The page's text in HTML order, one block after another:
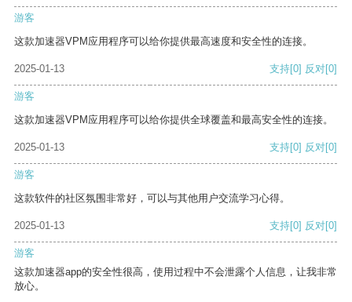
游客
这款加速器VPM应用程序可以给你提供最高速度和安全性的连接。
2025-01-13 支持[0] 反对[0]
游客
这款加速器VPM应用程序可以给你提供全球覆盖和最高安全性的连接。
2025-01-13 支持[0] 反对[0]
游客
这款软件的社区氛围非常好，可以与其他用户交流学习心得。
2025-01-13 支持[0] 反对[0]
游客
这款加速器app的安全性很高，使用过程中不会泄露个人信息，让我非常
放心。